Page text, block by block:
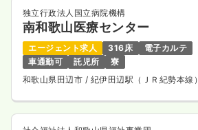
独立行政法人国立病院機構
南和歌山医療センター
エージェント求人 316床
電子カルテ
車通勤可
託児所
寮
和歌山県田辺市 / 紀伊田辺駅（ＪＲ紀勢本線